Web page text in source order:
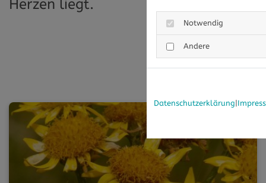
Herzen liegt.
Notwendig
Andere
Datenschutzerklärung